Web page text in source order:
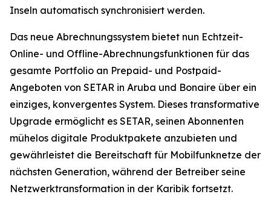
Inseln automatisch synchronisiert werden.
Das neue Abrechnungssystem bietet nun Echtzeit-
Online- und Offline-Abrechnungsfunktionen für das
gesamte Portfolio an Prepaid- und Postpaid-
Angeboten von SETAR in Aruba und Bonaire über ein
einziges, konvergentes System. Dieses transformative
Upgrade ermöglicht es SETAR, seinen Abonnenten
mühelos digitale Produktpakete anzubieten und
gewährleistet die Bereitschaft für Mobilfunknetze der
nächsten Generation, während der Betreiber seine
Netzwerktransformation in der Karibik fortsetzt.